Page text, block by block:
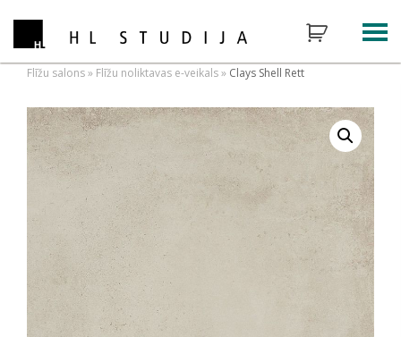
Flīžu salons» Flīžu noliktavas e-veikals» Clays Shell Rett